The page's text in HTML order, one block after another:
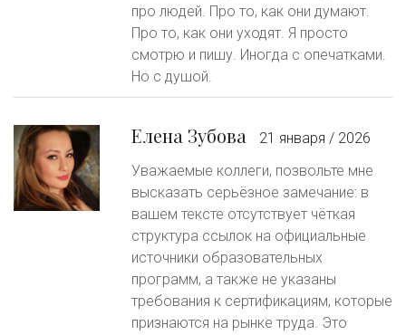
про людей. Про то, как они думают.
Про то, как они уходят. Я просто
смотрю и пишу. Иногда с опечатками.
Но с душой.
Елена Зубова
21 января / 2026
Уважаемые коллеги, позвольте мне
высказать серьёзное замечание: в
вашем тексте отсутствует чёткая
структура ссылок на официальные
источники образовательных
программ, а также не указаны
требования к сертификациям, которые
признаются на рынке труда. Это